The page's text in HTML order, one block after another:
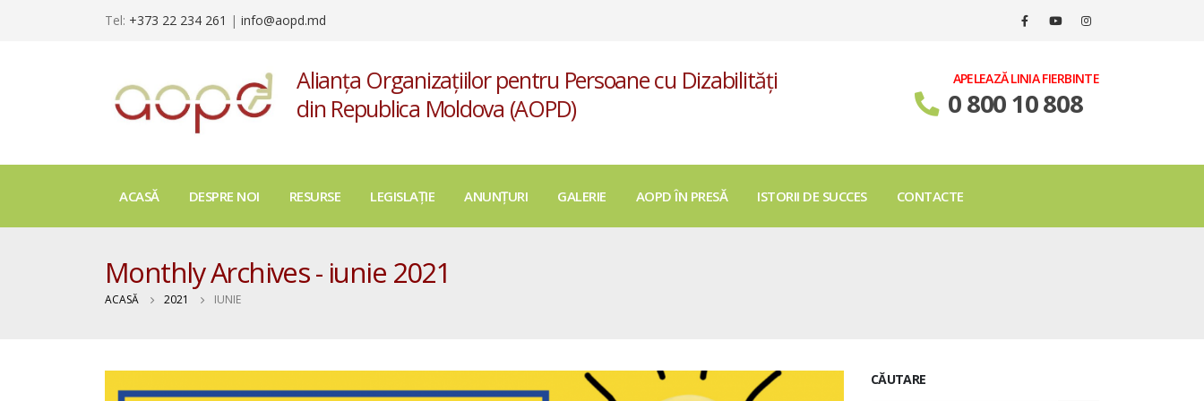
Tel: +373 22 234 261 | info@aopd.md
Alianța Organizațiilor pentru Persoane cu Dizabilități
din Republica Moldova (AOPD)
APELEAZĂ LINIA FIERBINTE
0 800 10 808
ACASĂ DESPRE NOI RESURSE LEGISLAȚIE ANUNȚURI GALERIE AOPD ÎN PRESĂ ISTORII DE SUCCES CONTACTE
Monthly Archives - iunie 2021
ACASĂ 2021 IUNIE
CĂUTARE